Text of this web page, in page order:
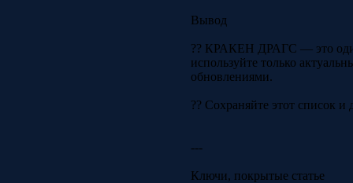
Вывод
?? КРАКЕН ДРАГС — это
используйте только
обновлениями.
?? Сохраняйте этот список и
---
Ключи, покрытые статье